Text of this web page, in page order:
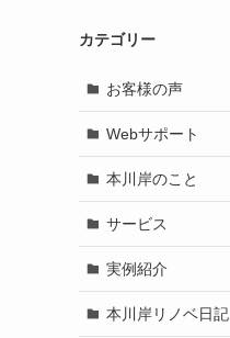
カテゴリー
お客様の声
Webサポート
本川岸のこと
サービス
実例紹介
本川岸リノベ日記